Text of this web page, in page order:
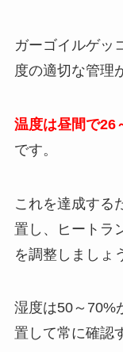
ガーゴイルゲッ
度の適切な管理
温度は昼間で
です。
これを達成する
置し、ヒートラ
を調整しましょ
湿度は50～70%
置して常に確認